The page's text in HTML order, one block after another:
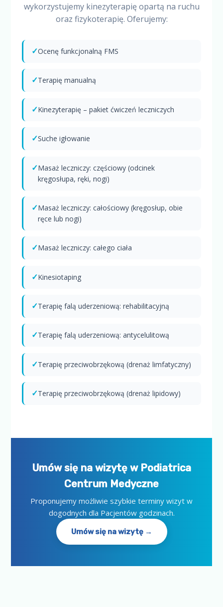
wykorzystujemy kinezyterapię opartą na ruchu
oraz fizykoterapię. Oferujemy:
✓Ocenę funkcjonalną FMS
✓Terapię manualną
✓Kinezyterapię – pakiet ćwiczeń leczniczych
✓Suche igłowanie
✓Masaż leczniczy: częściowy (odcinek
kręgosłupa, ręki, nogi)
✓Masaż leczniczy: całościowy (kręgosłup, obie
ręce lub nogi)
✓Masaż leczniczy: całego ciała
✓Kinesiotaping
✓Terapię falą uderzeniową: rehabilitacyjną
✓Terapię falą uderzeniową: antycelulitową
✓Terapię przeciwobrzękową (drenaż limfatyczny)
✓Terapię przeciwobrzękową (drenaż lipidowy)
Umów się na wizytę w Podiatrica
Centrum Medyczne
Proponujemy możliwie szybkie terminy wizyt w
dogodnych dla Pacjentów godzinach.
Umów się na wizytę →